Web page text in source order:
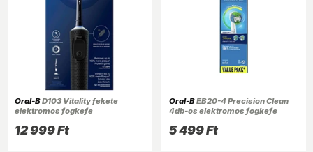
Oral-BD103 Vitality fekete
elektromos fogkefe
12 999 Ft
Oral-BEB20-4 Precision Clean
4db-os elektromos fogkefe
5 499 Ft